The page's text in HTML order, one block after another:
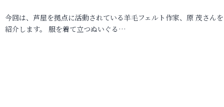
今回は、芦屋を拠点に活動されている羊毛フェルト作家、原 茂さん
紹介します。 服を着て立つぬいぐる…